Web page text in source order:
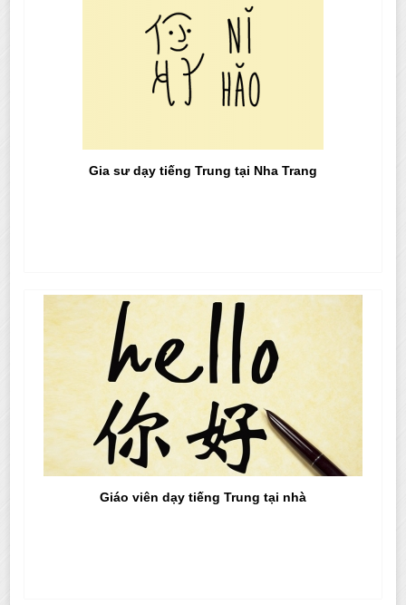
Gia sư dạy tiếng Trung tại Nha Trang
Giáo viên dạy tiếng Trung tại nhà